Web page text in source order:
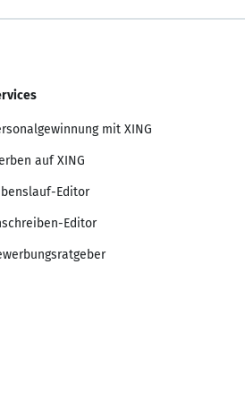
mit XING
auf XING
Editor
Editor